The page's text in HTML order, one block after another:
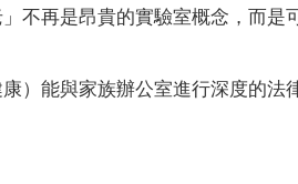
不再是昂貴的實驗室概念，而是
）能與家族辦公室進行深度的法